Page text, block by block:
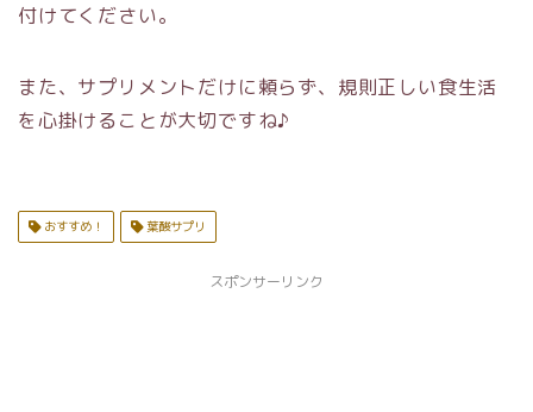
付けてください。
また、サプリメントだけに頼らず、規則正しい食生活
を心掛けることが大切ですね♪
おすすめ！ 葉酸サプリ
スポンサーリンク